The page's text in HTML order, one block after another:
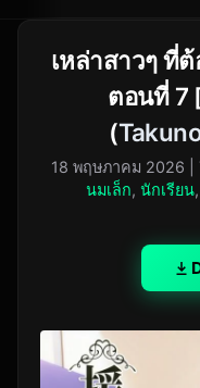
เหล่าสาวๆ ที่
ตอนที่ 7
(
18 พฤษภาคม 2026
นมเล็ก, นักเรียน,